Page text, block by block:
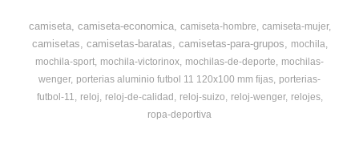
camiseta camiseta-economica camiseta-hombre camiseta-mujer
camisetas camisetas-baratas camisetas-para-grupos
mochila
mochila-sport mochila-victorinox mochilas-de-deporte
mochilas-
wenger porterias aluminio futbol 11 120x100 mm fijas porterias-
futbol-11
reloj reloj-de-calidad reloj-suizo reloj-wenger
relojes
ropa-deportiva